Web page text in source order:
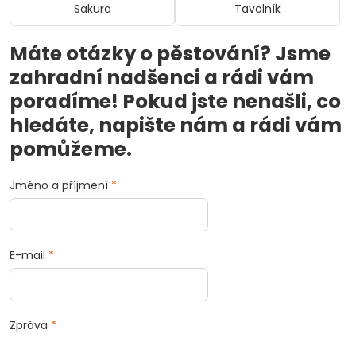
Sakura Tavolník
Máte otázky o pěstování? Jsme
zahradní nadšenci a rádi vám
poradíme! Pokud jste nenašli, co
hledáte, napište nám a rádi vám
pomůžeme.
Jméno a příjmení *
E-mail *
Zpráva *